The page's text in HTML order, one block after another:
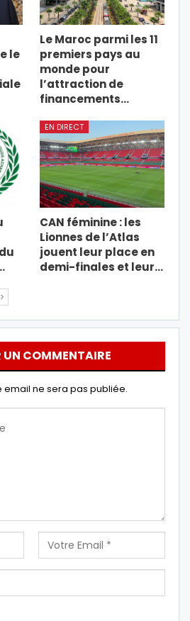
le
Le Maroc parmi les 11
premiers pays au
monde pour
l’attraction de
financements…
EN DIRECT
CAN féminine : les
Lionnes de l’Atlas
jouent leur place en
demi-finales et leur…
UN COMMENTAIRE
email ne sera pas publiée.